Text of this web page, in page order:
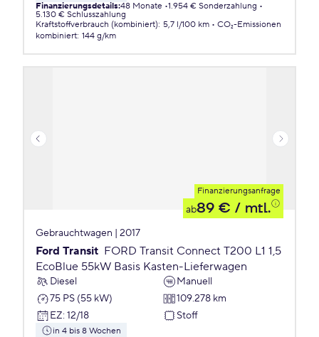
Finanzierungsdetails:48 Monate 1.954 € Sonderzahlung
5.130 € Schlusszahlung
Kraftstoffverbrauch (kombiniert): 5,7 l/100 km
CO₂-Emissionen
kombiniert: 144 g/km
Finanzierungsanfrage
ab89 € / mtl.
Gebrauchtwagen | 2017
Ford Transit FORD Transit Connect T200 L1 1,5
EcoBlue 55kW Basis Kasten-Lieferwagen
Diesel
Manuell
75 PS (55 kW)
109.278 km
EZ: 12/18 Stoff
in 4 bis 8 Wochen